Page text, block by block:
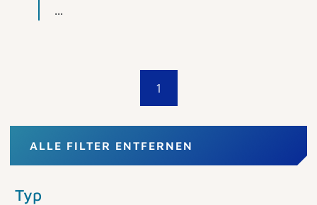
...
1
ALLE FILTER ENTFERNEN
Typ